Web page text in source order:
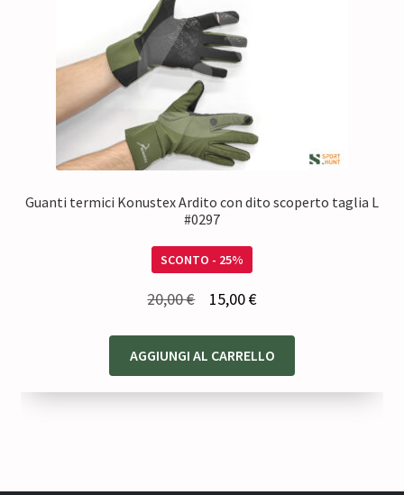
Guanti termici Konustex Ardito con dito scoperto taglia L
#0297
SCONTO - 25%
20,00€
originale
era:
15,00€Il
attuale
è:
AGGIUNGI AL CARRELLO